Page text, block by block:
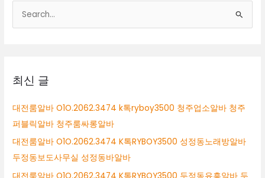
색
최신 글
대전룸알바 O1O.2062.3474 k톡ryboy3500 청주업소알바 청주
퍼블릭알바 청주룸싸롱알바
대전룸알바 O1O.2062.3474 K톡RYBOY3500 성정동노래방알바
두정동보도사무실 성정동바알바